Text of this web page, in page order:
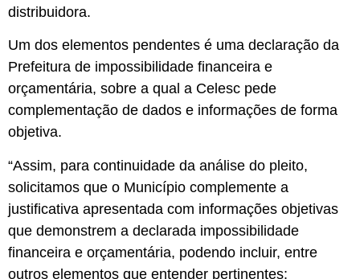
distribuidora.
Um dos elementos pendentes é uma declaração da
Prefeitura de impossibilidade financeira e
orçamentária, sobre a qual a Celesc pede
complementação de dados e informações de forma
objetiva.
“Assim, para continuidade da análise do pleito,
solicitamos que o Município complemente a
justificativa apresentada com informações objetivas
que demonstrem a declarada impossibilidade
financeira e orçamentária, podendo incluir, entre
outros elementos que entender pertinentes: